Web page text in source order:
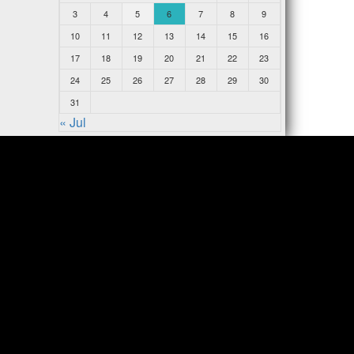
3
4 5 6 7 8
9
10
11 12 13 14 15
16
17
18 19 20 21 22
23
24
25 26 27 28 29
30
31
« Jul